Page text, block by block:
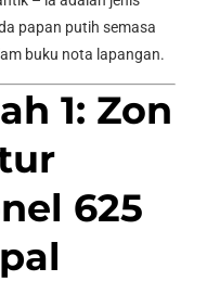
papan putih semasa
buku nota lapangan.
1: Zon
625